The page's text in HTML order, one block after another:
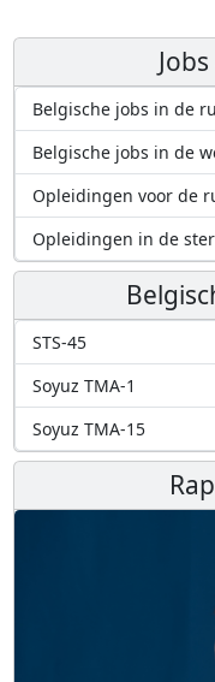
Belgische jobs in de
Belgische jobs in de
Opleidingen voor de
Opleidingen in de
STS-45
Soyuz TMA-1
Soyuz TMA-15